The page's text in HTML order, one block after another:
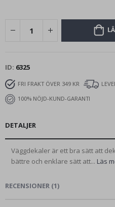
ID 6325
FRI FRAKT ÖVER 349 KR
100% NÖJD-KUND-GARANTI
DETALJER
Väggdekaler är ett bra sätt att
bättre och enklare sätt att... Läs
RECENSIONER (1)